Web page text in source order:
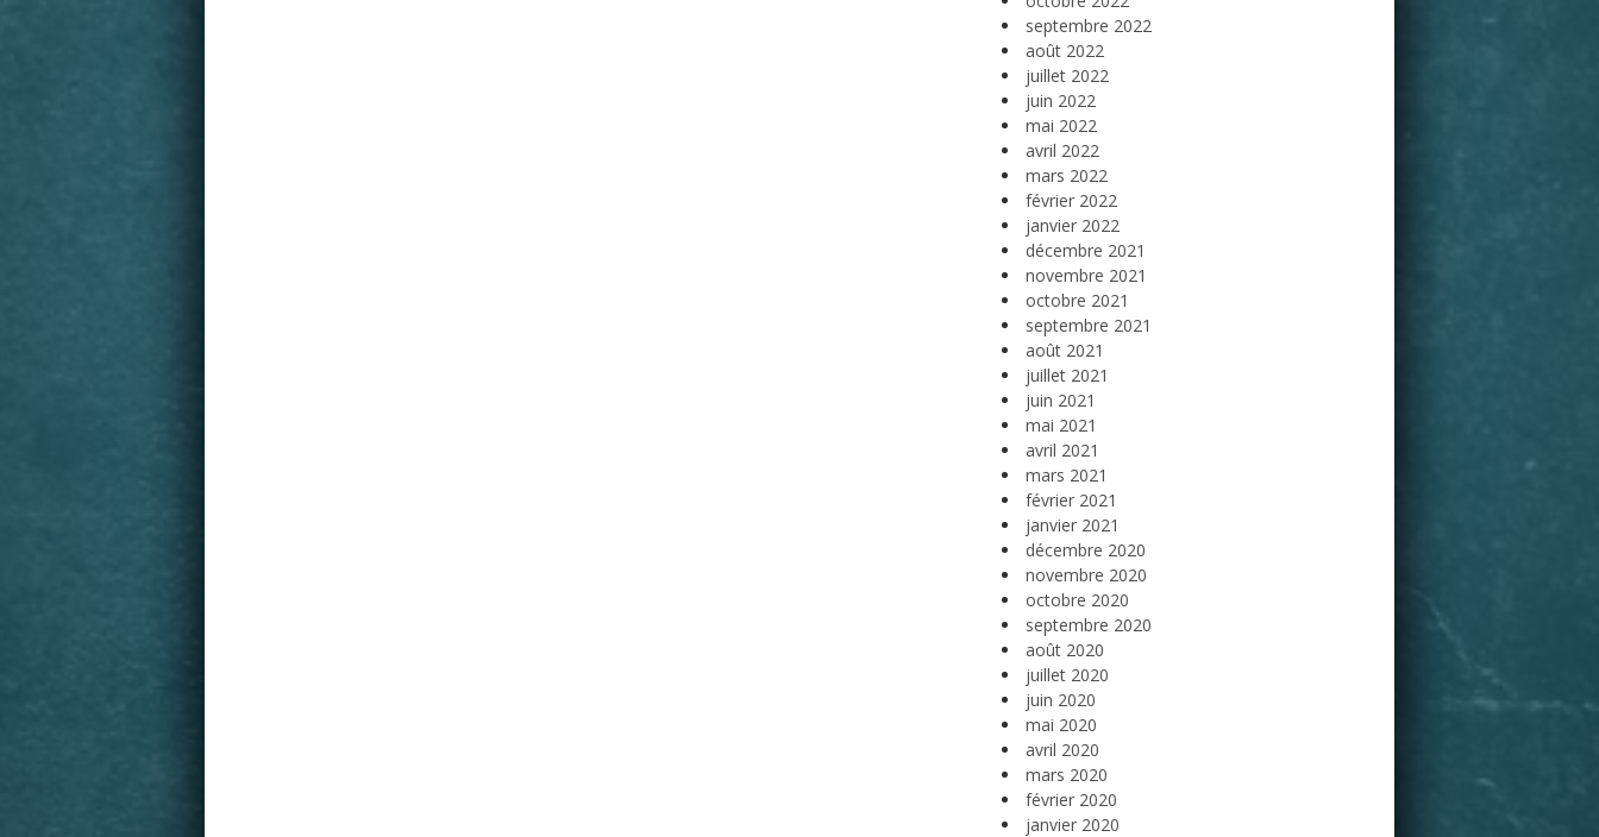
septembre 2022
août 2022
juillet 2022
juin 2022
mai 2022
avril 2022
mars 2022
février 2022
janvier 2022
décembre 2021
novembre 2021
octobre 2021
septembre 2021
août 2021
juillet 2021
juin 2021
mai 2021
avril 2021
mars 2021
février 2021
janvier 2021
décembre 2020
novembre 2020
octobre 2020
septembre 2020
août 2020
juillet 2020
juin 2020
mai 2020
avril 2020
mars 2020
février 2020
janvier 2020